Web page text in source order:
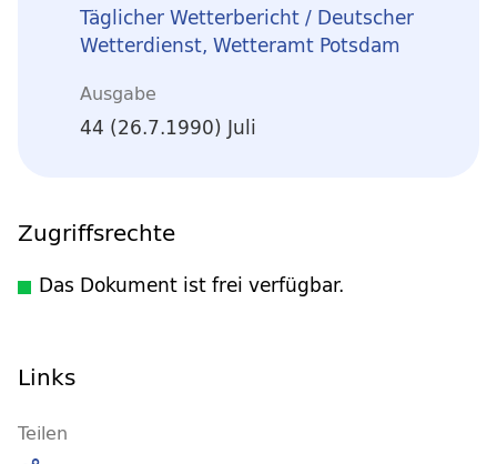
Täglicher Wetterbericht / Deutscher
Wetterdienst, Wetteramt Potsdam
Ausgabe
44 (26.7.1990) Juli
Zugriffsrechte
Das Dokument ist frei verfügbar.
Links
Teilen